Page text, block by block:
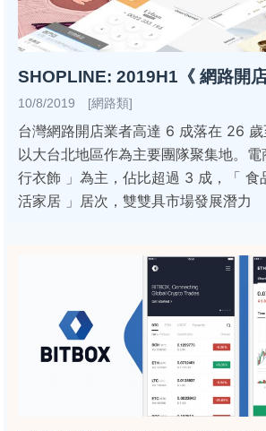
SHOPLINE: 2019H1《 網路開店
10/8/2019 [網路類]
台灣網路開店業者高達 6 成落在 26
以大台北地區作為主要團隊聚集地。
行衣飾 」為主，佔比超過 3 成，「 食
活家居 」居次，雙雙具市場發展潛力